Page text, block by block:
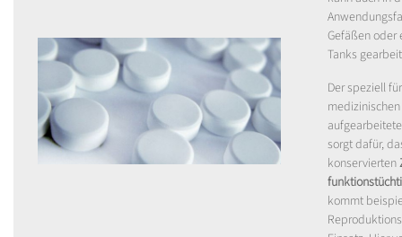
Gefäßen oder
Tanks
Der speziell
sorgt dafür,
konservierten
kommt